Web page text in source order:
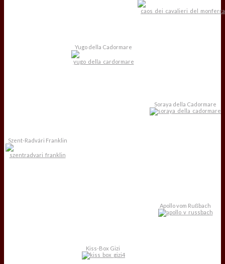
Szent-Radvári Franklin
Yugo della Cadormare
Soraya della Cadormare
Kiss-Box Gizi
Apollo vom Rußbach